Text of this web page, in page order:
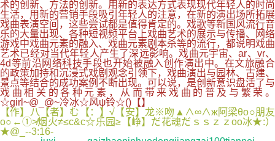
术的创新、方法的创新。用新的表达方式表现现代年轻人的时尚
生活，用新的营销手段吸引年轻人的注意，在新的演出场所拓展
戏曲表演空间，这些尝试都是值得肯定的。戏歌等新国风流行音
乐的大量出现、各种短视频平台上戏曲艺术的展示与传播、网络
游戏中戏曲元素的融入、戏曲元素剧本杀等的流行，都说明戏曲
艺术已经对当代年轻人产生了深远影响。戏曲元宇宙、ar、vr、
4d等前沿网络科技手段也开始被融入创作演出中。在文旅融合
的政策加持和沉浸式戏剧观念引领下，戏曲演出与园林、古建、
景点等结合的成功案例不断出现。可以说，是创新意识盘活了与
戏曲相关的各种元素，从而带来戏曲的普及与繁荣。
☆girl~@_@~冷冰☆风ψ铃☆()【】
【作】八【者】む【：】√【安】龙※吻▲∧∞∧ж阿梁θo○朋友
o○←①≯烟火≠≤c&c☆乐园≥【峥】だ花魂だｓｓｚｚоo冰★:）
★@_--3:16-